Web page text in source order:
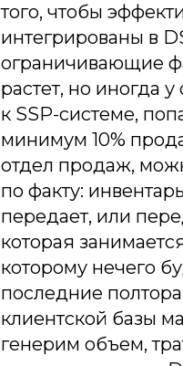
того, чтобы
интегрированы в
ограничивающие
растет, но иногда
к SSP-системе,
минимум 10%
отдел продаж,
по факту:
передает, или
которая
которому нечего
последние
клиентской базы
генерим объем,